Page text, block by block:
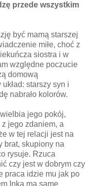
przede wszystkim
być mamą starszej
miłe, choć z
siostra i w
względne poczucie
domową
starszy syn i
nabrało kolorów.
jego pokój,
jego zdaniem, a
w tej relacji jest na
brat, skupiony na
rysuje. Rzuca
czy jest w dobrym czy
praca idzie mu jak po
Inka ma same